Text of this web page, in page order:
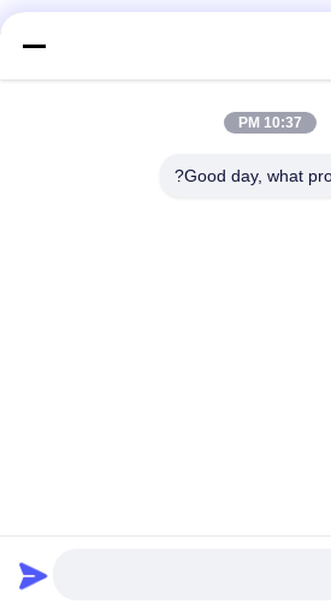
غومينغ، مدينة فوشان، قوانغدونغ،
10:37 PM
Good day, what